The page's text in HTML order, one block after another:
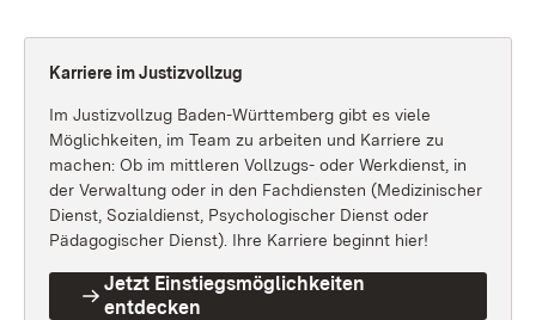
Karriere im Justizvollzug
Im Justizvollzug Baden-Württemberg gibt es viele
Möglichkeiten, im Team zu arbeiten und Karriere zu
machen: Ob im mittleren Vollzugs- oder Werkdienst, in
der Verwaltung oder in den Fachdiensten (Medizinischer
Dienst, Sozialdienst, Psychologischer Dienst oder
Pädagogischer Dienst). Ihre Karriere beginnt hier!
Jetzt Einstiegsmöglichkeiten
entdecken